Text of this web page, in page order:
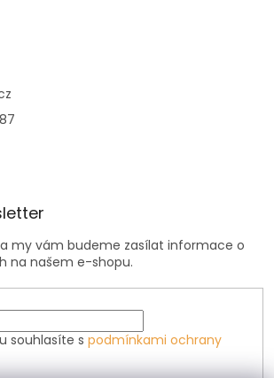
my vám budeme zasílat informace o
na našem e-shopu.
souhlasíte s podmínkami ochrany